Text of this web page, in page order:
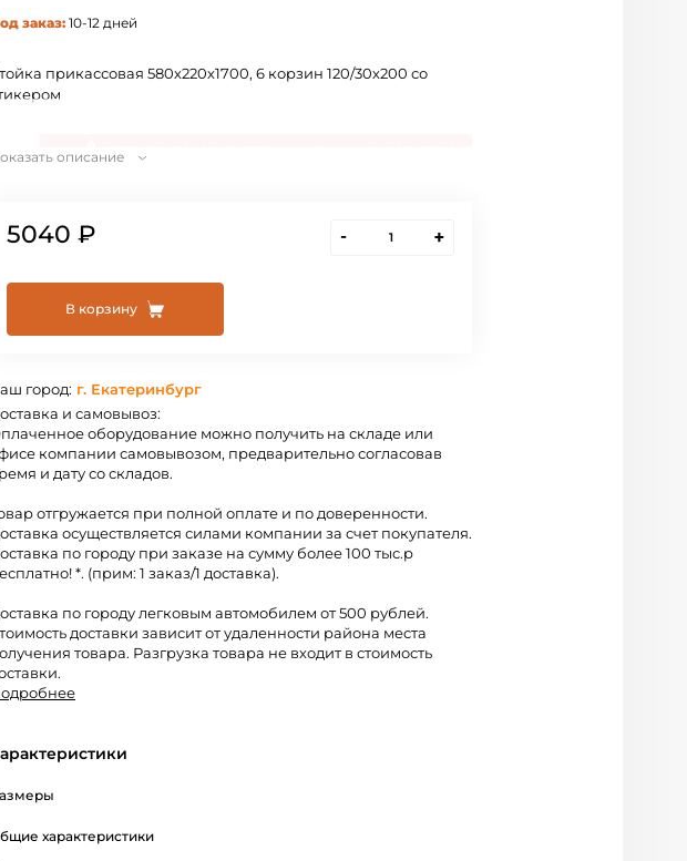
заказ:10-12 дней
прикассовая 580х220х1700, 6 корзин 120/30х200 со
описание
5040 ₽ - +
В корзину
город: г. Екатеринбург
и самовывоз:
оборудование можно получить на складе или
компании самовывозом, предварительно согласовав
и дату со складов.
отгружается при полной оплате и по доверенности.
осуществляется силами компании за счет покупателя.
по городу при заказе на сумму более 100 тыс.р
*. (прим: 1 заказ/1 доставка).
по городу легковым автомобилем от 500 рублей.
доставки зависит от удаленности района места
товара. Разгрузка товара не входит в стоимость
характеристики